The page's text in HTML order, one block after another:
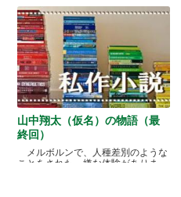
山中翔太（仮名）の物語（最
終回）
メルボルンで、人種差別のような
ことをされた、嫌な体験がありま